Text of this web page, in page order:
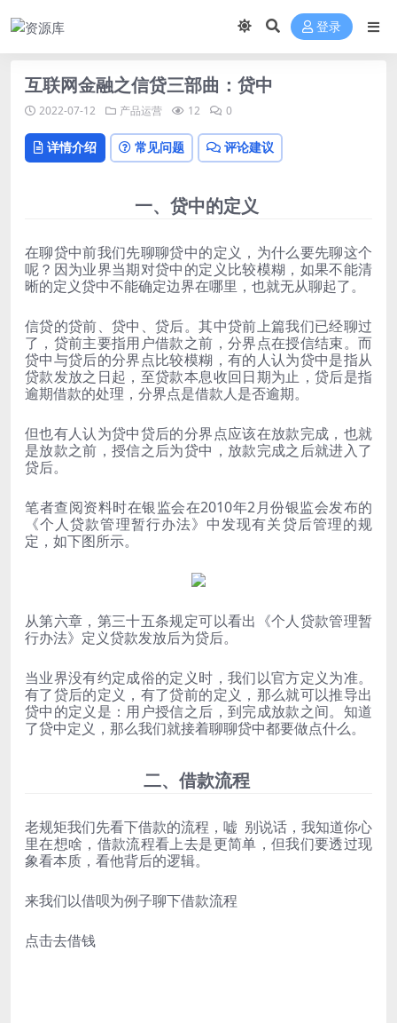
登录
互联网金融之信贷三部曲：贷中
2022-07-12 产品运营 12 0
详情介绍 常见问题 评论建议
一、贷中的定义
在聊贷中前我们先聊聊贷中的定义，为什么要先聊这个
呢？因为业界当期对贷中的定义比较模糊，如果不能清
晰的定义贷中不能确定边界在哪里，也就无从聊起了。
信贷的贷前、贷中、贷后。其中贷前上篇我们已经聊过
了，贷前主要指用户借款之前，分界点在授信结束。而
贷中与贷后的分界点比较模糊，有的人认为贷中是指从
贷款发放之日起，至贷款本息收回日期为止，贷后是指
逾期借款的处理，分界点是借款人是否逾期。
但也有人认为贷中贷后的分界点应该在放款完成，也就
是放款之前，授信之后为贷中，放款完成之后就进入了
贷后。
笔者查阅资料时在银监会在2010年2月份银监会发布的
《个人贷款管理暂行办法》中发现有关贷后管理的规
定，如下图所示。
从第六章，第三十五条规定可以看出《个人贷款管理暂
行办法》定义贷款发放后为贷后。
当业界没有约定成俗的定义时，我们以官方定义为准。
有了贷后的定义，有了贷前的定义，那么就可以推导出
贷中的定义是：用户授信之后，到完成放款之间。知道
了贷中定义，那么我们就接着聊聊贷中都要做点什么。
二、借款流程
老规矩我们先看下借款的流程，嘘 别说话，我知道你心
里在想啥，借款流程看上去是更简单，但我们要透过现
象看本质，看他背后的逻辑。
来我们以借呗为例子聊下借款流程
点击去借钱